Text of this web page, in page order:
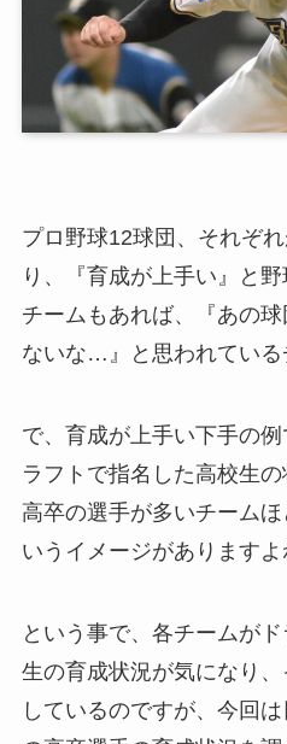
プロ野球12球団、それぞ
り、『育成が上手い』と
チームもあれば、『あの
ないな…』と思われている
で、育成が上手い下手の
ラフトで指名した高校生
高卒の選手が多いチーム
いうイメージがありますよ
という事で、各チームが
生の育成状況が気になり
しているのですが、今回